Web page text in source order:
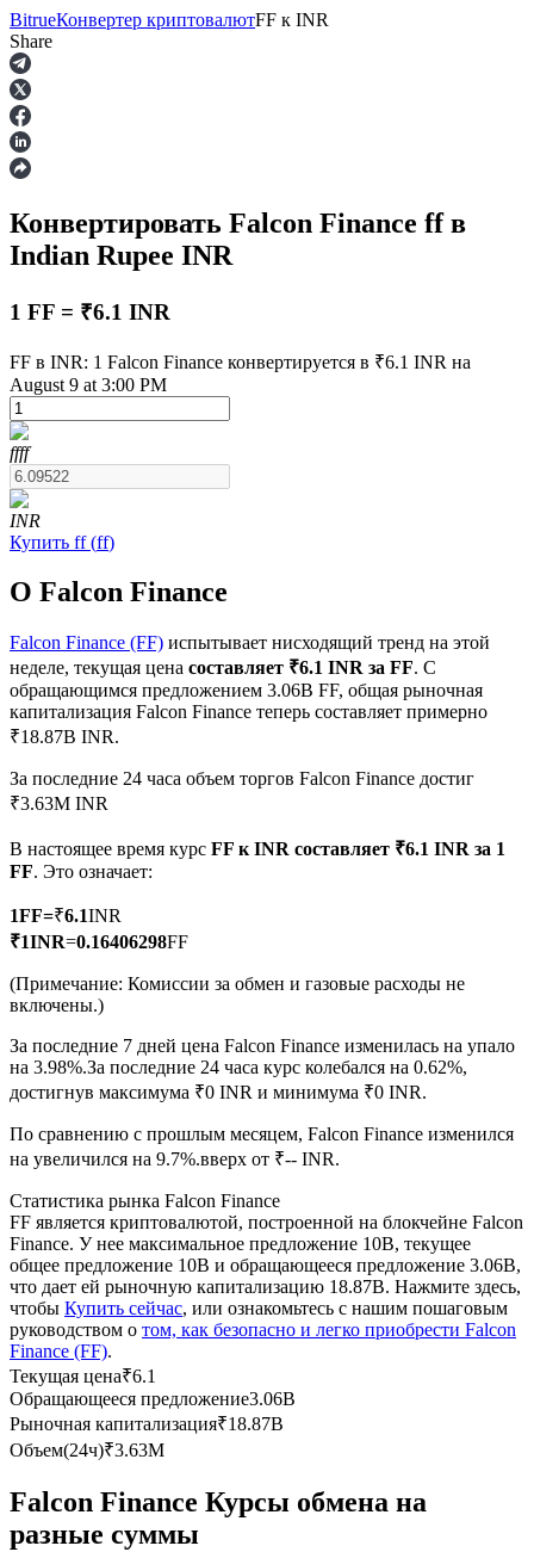
Фьючерсы
USDT-фьючерсы
Фьючерсы с использованием USDT в качестве
Фьючерсы на COIN-M
Криптовалютные фьючерсы
TradFi
Деривативы на акции, форекс, драгоценные металлы и
сырьевые товары
Фьючерсы с использованием USDC в качестве
Копирование торговли
Присоединяйтесь к лучшим трейдерам
BitrueКонвертер криптовалютFF к INR
Share
Конвертировать Falcon Finance ffв
Indian Rupee INR
1 FF = ₹6.1 INR
FF в INR: 1 Falcon Finance конвертируется в ₹6.1 INR на
August 9 at 3:00 PM
ffff
INR
Купить ff(ff)
О Falcon Finance
Falcon Finance (FF) испытывает нисходящий тренд на этой
неделе, текущая цена составляет ₹6.1 INR за FF. С
обращающимся предложением 3.06B FF, общая рыночная
капитализация Falcon Finance теперь составляет примерно
₹18.87B INR.
За последние 24 часа объем торгов Falcon Finance достиг
₹3.63M INR
В настоящее время курс FF к INR составляет ₹6.1 INR за 1
FF. Это означает:
1FF=₹6.1INR
₹1INR=0.16406298FF
(Примечание: Комиссии за обмен и газовые расходы не
включены.)
За последние 7 дней цена Falcon Finance изменилась на упало
на 3.98%.За последние 24 часа курс колебался на 0.62%,
достигнув максимума ₹0 INR и минимума ₹0 INR.
По сравнению с прошлым месяцем, Falcon Finance изменился
на увеличился на 9.7%.вверх от ₹-- INR.
Статистика рынка Falcon Finance
FF является криптовалютой, построенной на блокчейне Falcon
Finance. У нее максимальное предложение 10B, текущее
общее предложение 10B и обращающееся предложение 3.06B,
что дает ей рыночную капитализацию 18.87B. Нажмите здесь,
чтобы Купить сейчас, или ознакомьтесь с нашим пошаговым
руководством о том, как безопасно и легко приобрести Falcon
Finance (FF).
Текущая цена₹6.1
Обращающееся предложение3.06B
Рыночная капитализация₹18.87B
Объем(24ч)₹3.63M
Falcon Finance Курсы обмена на
разные суммы